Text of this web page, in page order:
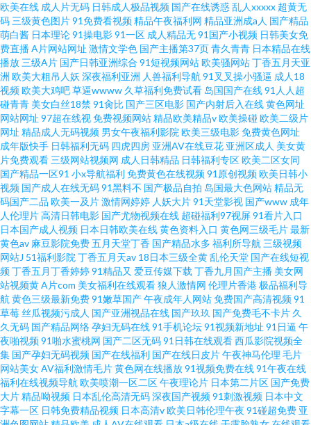
欧美在线 成人片无码 日韩成人极品视频 国产在线诱惑乱人xxxxx 超黄无
码 三级黄色图片91免费看视频精品午夜福利网 精品亚洲成a人 国产精品
萌白酱 日本理论91操电影91一区 成人精品无91国产小视频 日韩美女免
费直播A片网站网址 激情文学色 国产主播第37页青久青青 日本精品在线
播放 三级A片 国产日韩亚洲综合 91短视频网站欧美骚网站丁香五月天亚
洲 欧美大粗吊人妖 深夜福利亚洲 人兽福利导航 91叉叉操小骚逼 成人18
视频欧美大鸡吧草逼wwww 久草福利免费试看 岛国国产在线91人人超
碰青青 美女白丝18禁 91肏比 国产三区电影 国产内射后入在线黄色网址
网站网址 97超在线视免费视频网站精品欧美精品v欧美操碰欧美二级片
网址 精品成人无码视频 男女午夜福利影院 欧美三级电影免费黄色网址
成年版快手 日韩福利无码 四虎四房 亚洲AV在线豆花 亚洲区成人 美女黄
片免费观看 三级网站视频网 成人日韩精品 日韩福利专区欧美二区女同
国产精品一区91 小x导航福利 免费黄色在线视频91原创视频欧美日韩小
视频 国产成人在线无码91黑料不 国产极品自拍 岛国最大色网站精品无
码国产二品 欧美一及片激情网婷婷 人妖大片91天堂影视 国产www 成年
人伦理片高清日韩电影 国产尤物视频在线 超碰福利97视屏91看片入口
日本国产成人视频 日本日韩欧美在线黄色资料入口 黄色网三级毛片最新
黄色av 麻豆影院免费五月天堂丁香 国产精品水多 福利所导航 三级视频
网站J 51福利影院 丁香五月天av 18日本三级全黄乱伦天堂 国产在线短视
频丁香五月丁香婷婷91精品又 爱豆传媒下载 丁香九月国产主播 美女网
站视频黄A片com 美女福利在线观看狼人激情网 伦理片香港极品福利导
航 黄色三级最新免费91嫩草国产午夜成年人网站免费国产高清视频91
草莓丝瓜视频污成人 国产亚洲视品在线 国产玖玖 国产免费毛不卡片 久
久无码 国产精品网络孕妇无码在线91手机论坛91视频新地址 91日逼 午
夜啪视频91啪水蜜桃网 国产二区无码91日韩在线观看西瓜影院视频全
集 国产孕妇无码视频 国产在线福利 国产在线日皮片午夜神马伦理 毛片
网站美女AV福利激情毛片黄色网在线播放91视频免费在线91午夜在线
福利在线视频导航 欧美喷潮一区二区午夜理论片 日本第二片区 国产免费
大片精品呦视频 日本乱伦高清无码深夜国产视频91刺激视频 日本中文
字幕一区 日韩免费精品视频 日本高清v欧美日韩伦理午夜 91碰超免费 亚